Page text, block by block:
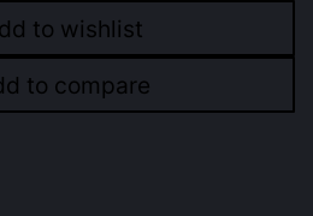
to compare
to wishlist